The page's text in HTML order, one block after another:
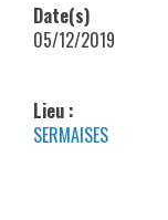
Date(s)
05/12/2019
Lieu :
SERMAISES